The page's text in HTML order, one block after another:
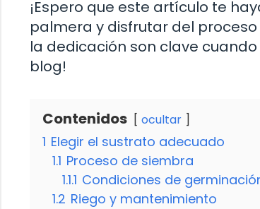
¡Espero que este artículo te
palmera y disfrutar del
la dedicación son clave
blog!
Contenidos ocultar
1 Elegir el sustrato adecuado
1.1 Proceso de siembra
1.1.1 Condiciones de
1.2 Riego y mantenimiento